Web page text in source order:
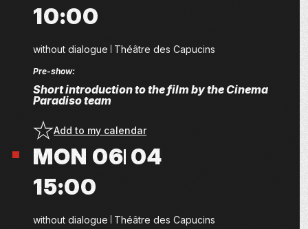
10:00
without dialogue Théâtre des Capucins
Pre-show:
Short introduction to the film by the Cinema
Paradiso team
Add to my calendar
MON 06 04
15:00
without dialogue Théâtre des Capucins